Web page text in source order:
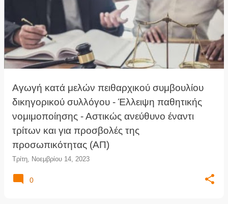
Αγωγή κατά μελών πειθαρχικού συμβουλίου
δικηγορικού συλλόγου - Έλλειψη παθητικής
νομιμοποίησης - Αστικώς ανεύθυνο έναντι
τρίτων και για προσβολές της
προσωπικότητας (ΑΠ)
Τρίτη, Νοεμβρίου 14, 2023
0